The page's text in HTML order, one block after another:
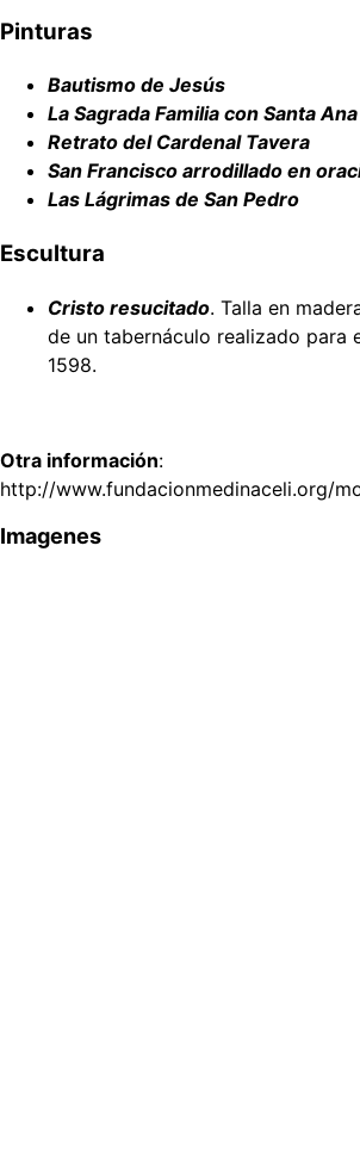
Pinturas
Bautismo de Jesús
La Sagrada Familia con Santa Ana
Retrato del Cardenal Tavera
San Francisco arrodillado en
Las Lágrimas de San Pedro
Escultura
Cristo resucitado. Talla en
de un tabernáculo realizado para
1598.
Otra información:
http://www.fundacionmedinaceli.org/
Imagenes